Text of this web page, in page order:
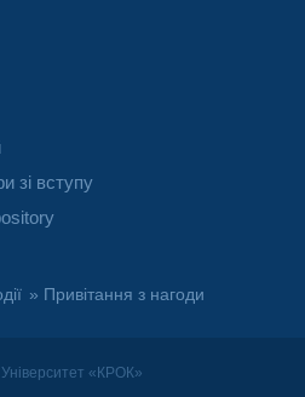
зі вступу
» Привітання з нагоди
«КРОК»